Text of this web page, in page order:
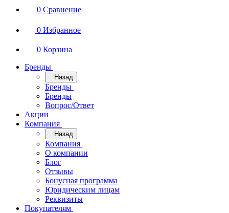
0 Сравнение
0 Избранное
0 Корзина
Бренды
Назад
Бренды
Бренды
Вопрос/Ответ
Акции
Компания
Назад
Компания
О компании
Блог
Отзывы
Бонусная программа
Юридическим лицам
Реквизиты
Покупателям